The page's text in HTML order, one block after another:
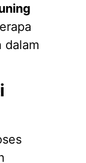
dalam